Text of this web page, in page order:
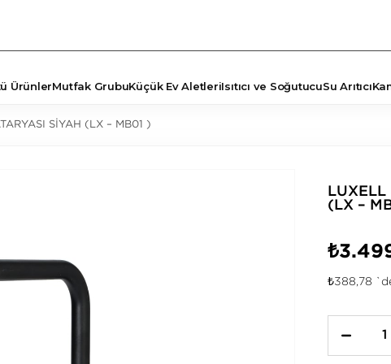
ÜrünlerMutfak GrubuKüçük Ev AletleriIsıtıcı ve SoğutucuSu Arıtıcı
SİYAH (LX – MB01 )
LUXELL
(LX –
₺388,78